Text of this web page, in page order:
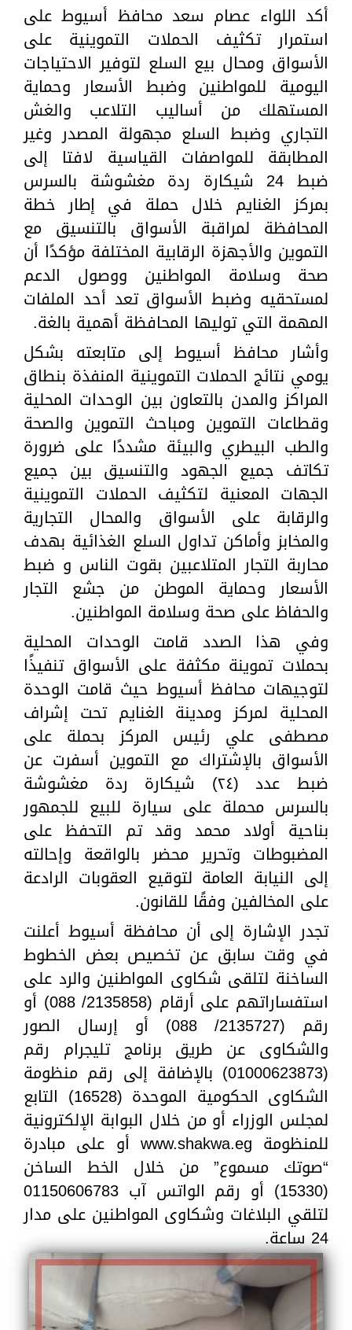
أكد اللواء عصام سعد محافظ أسيوط على
استمرار تكثيف الحملات التموينية على
الأسواق ومحال بيع السلع لتوفير الاحتياجات
اليومية للمواطنين وضبط الأسعار وحماية
المستهلك من أساليب التلاعب والغش
التجاري وضبط السلع مجهولة المصدر وغير
المطابقة للمواصفات القياسية لافتا إلى
ضبط 24 شيكارة ردة مغشوشة بالسرس
بمركز الغنايم خلال حملة في إطار خطة
المحافظة لمراقبة الأسواق بالتنسيق مع
التموين والأجهزة الرقابية المختلفة مؤكدًا أن
صحة وسلامة المواطنين ووصول الدعم
لمستحقيه وضبط الأسواق تعد أحد الملفات
المهمة التي توليها المحافظة أهمية بالغة.
وأشار محافظ أسيوط إلى متابعته بشكل
يومي نتائج الحملات التموينية المنفذة بنطاق
المراكز والمدن بالتعاون بين الوحدات المحلية
وقطاعات التموين ومباحث التموين والصحة
والطب البيطري والبيئة مشددًا على ضرورة
تكاتف جميع الجهود والتنسيق بين جميع
الجهات المعنية لتكثيف الحملات التموينية
والرقابة على الأسواق والمحال التجارية
والمخابز وأماكن تداول السلع الغذائية بهدف
محاربة التجار المتلاعبين بقوت الناس و ضبط
الأسعار وحماية الموطن من جشع التجار
والحفاظ على صحة وسلامة المواطنين.
وفي هذا الصدد قامت الوحدات المحلية
بحملات تموينة مكثفة على الأسواق تنفيذًا
لتوجيهات محافظ أسيوط حيث قامت الوحدة
المحلية لمركز ومدينة الغنايم تحت إشراف
مصطفى علي رئيس المركز بحملة على
الأسواق بالإشتراك مع التموين أسفرت عن
ضبط عدد (٢٤) شيكارة ردة مغشوشة
بالسرس محملة على سيارة للبيع للجمهور
بناحية أولاد محمد وقد تم التحفظ على
المضبوطات وتحرير محضر بالواقعة وإحالته
إلى النيابة العامة لتوقيع العقوبات الرادعة
على المخالفين وفقًا للقانون.
تجدر الإشارة إلى أن محافظة أسيوط أعلنت
في وقت سابق عن تخصيص بعض الخطوط
الساخنة لتلقى شكاوى المواطنين والرد على
استفساراتهم على أرقام (2135858/ 088) أو
رقم (2135727/ 088) أو إرسال الصور
والشكاوى عن طريق برنامج تليجرام رقم
(01000623873) بالإضافة إلى رقم منظومة
الشكاوى الحكومية الموحدة (16528) التابع
لمجلس الوزراء أو من خلال البوابة الإلكترونية
للمنظومة www.shakwa.eg أو على مبادرة
“صوتك مسموع” من خلال الخط الساخن
(15330) أو رقم الواتس آب 01150606783
لتلقي البلاغات وشكاوى المواطنين على مدار
24 ساعة.